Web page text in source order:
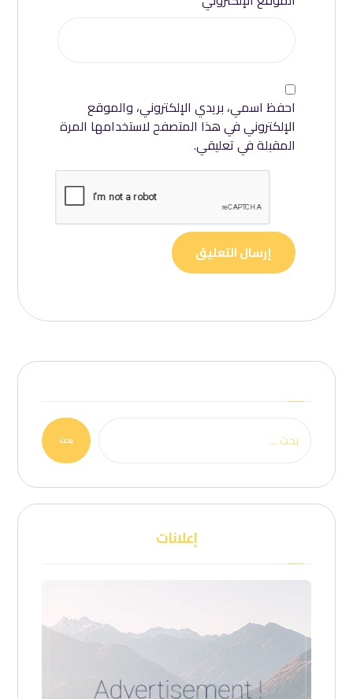
احفظ اسمي، بريدي الإلكتروني، والموقع
الإلكتروني في هذا المتصفح لاستخدامها المرة
المقبلة في تعليقي.
إرسال التعليق
بحث
إعلانات